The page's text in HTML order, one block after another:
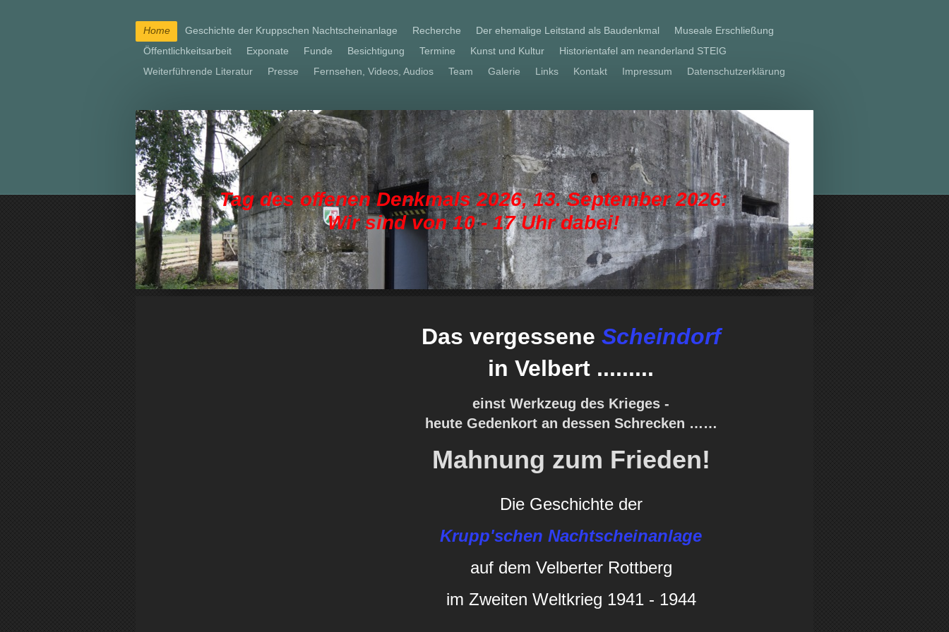
Home Geschichte der Kruppschen Nachtscheinanlage Recherche Der ehemalige Leitstand als Baudenkmal
Museale Erschließung
Öffentlichkeitsarbeit
Exponate Funde Besichtigung Termine Kunst und Kultur
Historientafel am neanderland STEIG
Weiterführende Literatur
Presse Fernsehen, Videos, Audios Team Galerie Links Kontakt Impressum Datenschutzerklärung
Tag des offenen Denkmals 2026, 13. September 2026:
Wir sind von 10 - 17 Uhr dabei!
Das vergessene Scheindorf
in Velbert .........
einst Werkzeug des Krieges -
heute Gedenkort an dessen Schrecken ……
Mahnung zum Frieden!
Die Geschichte der
Krupp'schen Nachtscheinanlage
auf dem Velberter Rottberg
im Zweiten Weltkrieg 1941 - 1944